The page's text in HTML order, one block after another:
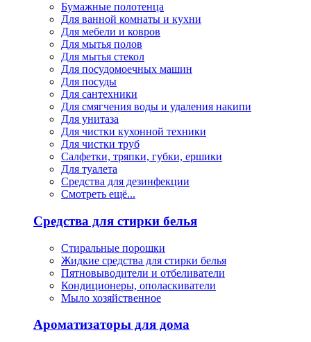
Бумажные полотенца
Для ванной комнаты и кухни
Для мебели и ковров
Для мытья полов
Для мытья стекол
Для посудомоечных машин
Для посуды
Для сантехники
Для смягчения воды и удаления накипи
Для унитаза
Для чистки кухонной техники
Для чистки труб
Салфетки, тряпки, губки, ершики
Для туалета
Средства для дезинфекции
Смотреть ещё...
Средства для стирки белья
Стиральные порошки
Жидкие средства для стирки белья
Пятновыводители и отбеливатели
Кондиционеры, ополаскиватели
Мыло хозяйственное
Ароматизаторы для дома